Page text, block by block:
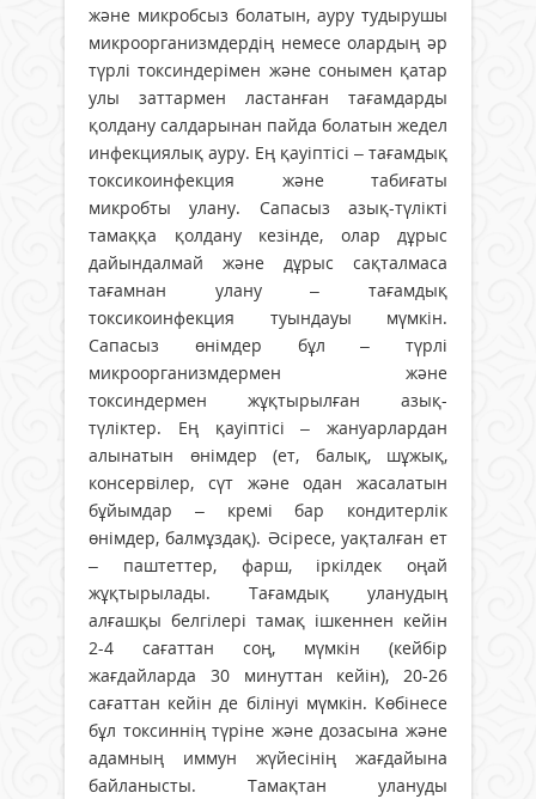
және микробсыз болатын, ауру тудырушы
микроорганизмдердің немесе олардың әр
түрлі токсиндерімен және сонымен қатар
улы заттармен ластанған тағамдарды
қолдану салдарынан пайда болатын жедел
инфекциялық ауру. Ең қауіптісі – тағамдық
токсикоинфекция және табиғаты
микробты улану. Сапасыз азық-түлікті
тамаққа қолдану кезінде, олар дұрыс
дайындалмай және дұрыс сақталмаса
тағамнан улану – тағамдық
токсикоинфекция туындауы мүмкін.
Сапасыз өнімдер бұл – түрлі
микроорганизмдермен және
токсиндермен жұқтырылған азық-
түліктер. Ең қауіптісі – жануарлардан
алынатын өнімдер (ет, балық, шұжық,
консервілер, сүт және одан жасалатын
бұйымдар – кремі бар кондитерлік
өнімдер, балмұздақ). Әсіресе, уақталған ет
– паштеттер, фарш, іркілдек оңай
жұқтырылады. Тағамдық уланудың
алғашқы белгілері тамақ ішкеннен кейін
2-4 сағаттан соң, мүмкін (кейбір
жағдайларда 30 минуттан кейін), 20-26
сағаттан кейін де білінуі мүмкін. Көбінесе
бұл токсиннің түріне және дозасына және
адамның иммун жүйесінің жағдайына
байланысты. Тамақтан улануды